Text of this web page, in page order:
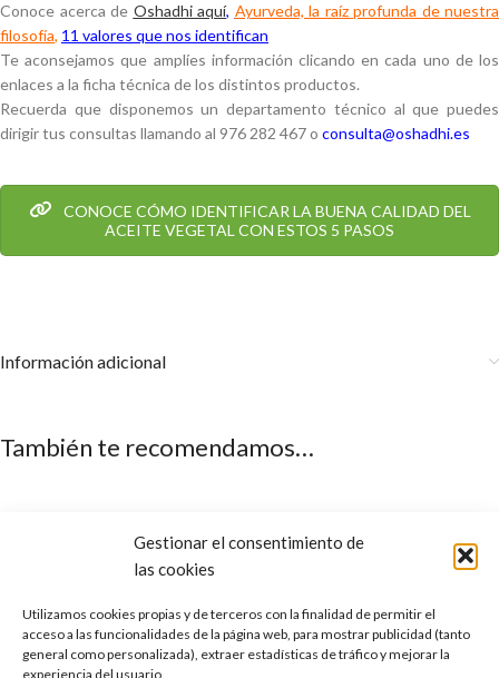
Gestionar el consentimiento de
las cookies
Utilizamos cookies propias y de terceros con la finalidad de permitir el
acceso a las funcionalidades de la página web, para mostrar publicidad (tanto
general como personalizada), extraer estadísticas de tráfico y mejorar la
experiencia del usuario.
Conoce acerca de Oshadhi aquí, Ayurveda, la raíz profunda de nuestra
filosofía, 11 valores que nos identifican
Te aconsejamos que amplíes información clicando en cada uno de los
enlaces a la ficha técnica de los distintos productos.
Recuerda que disponemos un departamento técnico al que puedes
dirigir tus consultas llamando al 976 282 467 o consulta@oshadhi.es
CONOCE CÓMO IDENTIFICAR LA BUENA CALIDAD DEL
ACEITE VEGETAL CON ESTOS 5 PASOS
Información adicional
También te recomendamos…